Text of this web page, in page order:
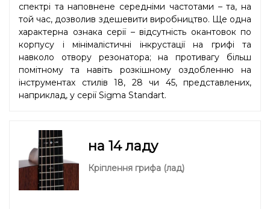
спектрі та наповнене середніми частотами – та, на
той час, дозволив здешевити виробництво. Ще одна
характерна ознака серії – відсутність окантовок по
корпусу і мінімалістичні інкрустації на грифі та
навколо отвору резонатора; на противагу більш
помітному та навіть розкішному оздобленню на
інструментах стилів 18, 28 чи 45, представлених,
наприклад, у серії Sigma Standart.
на 14 ладу
Кріплення грифа (лад)